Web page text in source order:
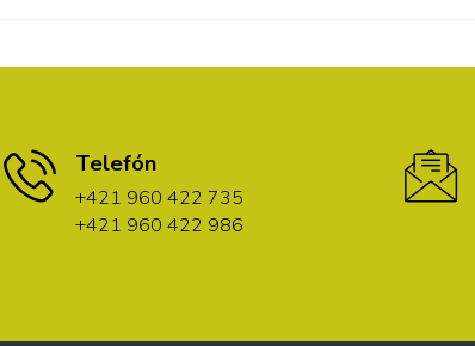
Telefón
+421 960 422 735
+421 960 422 986